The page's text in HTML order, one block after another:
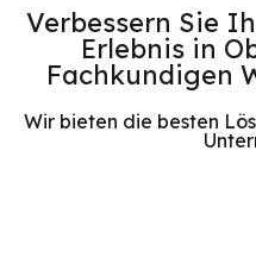
Verbessern Sie
Erlebnis in
Fachkundigen
Wir bieten die besten